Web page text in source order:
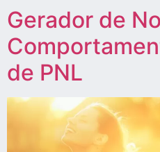
Gerador de
de PNL